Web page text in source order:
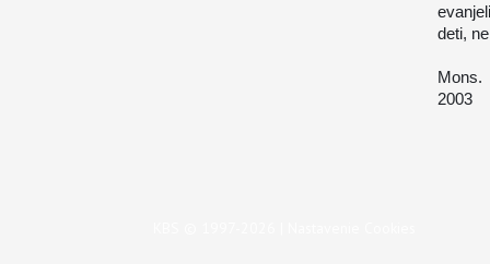
deti,
Mons.
2003